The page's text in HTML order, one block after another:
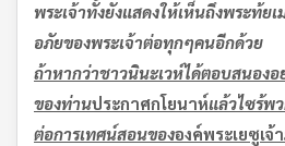
พระเจ้าทั้งยังแสดงให้เห็นถึงพระท้ย
อภัยของพระเจ้าต่อทุกๆคนอีกด้วย
ถ้าหากว่าชาวนินะเวห์ได้ตอบสนอง
ของท่านประกาศกโยนาห์แล้วไซร้พ
ต่อการเทศน์สอนขององค์พระเยซูเจ้า